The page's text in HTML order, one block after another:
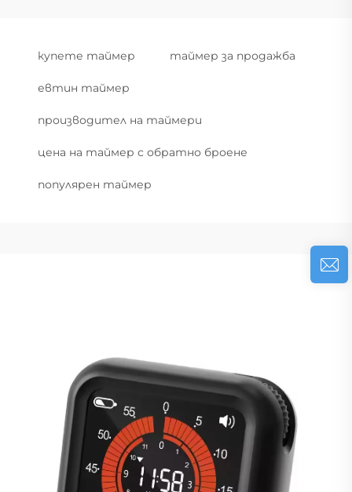
купете таймер таймер за продажба
евтин таймер
производител на таймери
цена на таймер с обратно броене
популярен таймер